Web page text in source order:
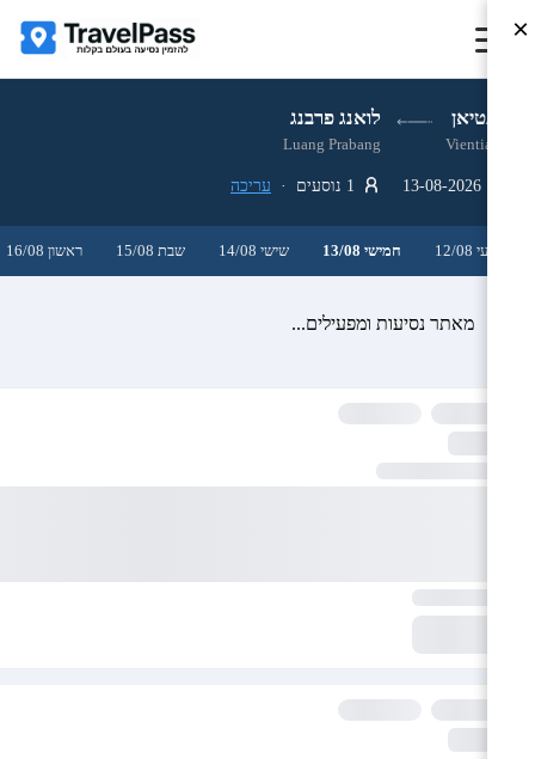
ויינטיאן לואנג פרבנג
Vientiane
Luang Prabang
עריכה
רביעי 12/08 חמישי 13/08 שישי 14/08 שבת 15/08 ראשון 16/08
מאתר נסיעות ומפעילים...
×